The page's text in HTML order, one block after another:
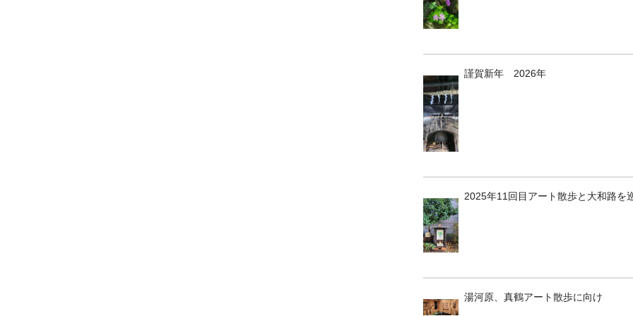
謹賀新年 2026年
2025年11回目アート散歩と大和路を
湯河原、真鶴アート散歩に向け